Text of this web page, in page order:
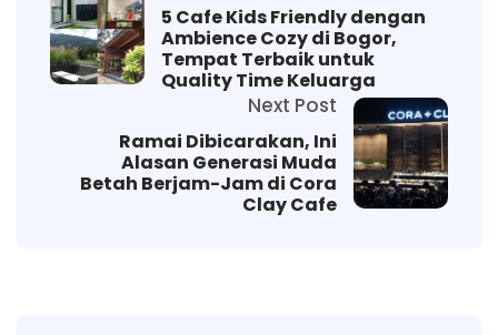
5 Cafe Kids Friendly dengan
Ambience Cozy di Bogor,
Tempat Terbaik untuk
Quality Time Keluarga
Next Post
Ramai Dibicarakan, Ini
Alasan Generasi Muda
Betah Berjam-Jam di Cora
Clay Cafe